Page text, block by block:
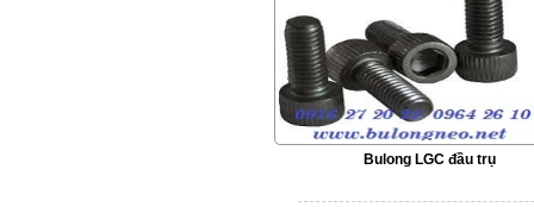
Bulong LGC đầu trụ